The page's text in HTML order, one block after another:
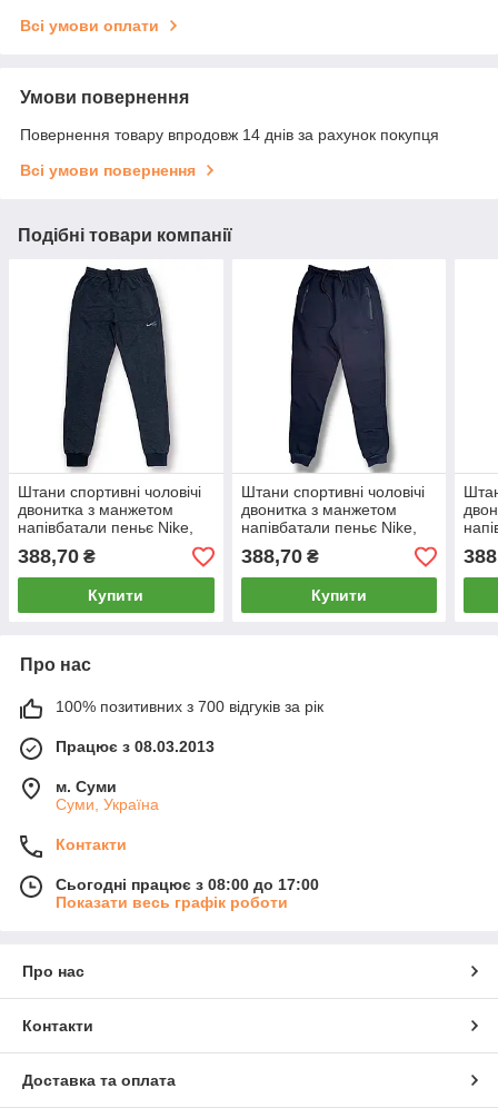
Всі умови оплати
Умови повернення
Повернення товару впродовж 14 днів за рахунок покупця
Всі умови повернення
Подібні товари компанії
Штани спортивні чоловічі
двонитка з манжетом
напівбатали пеньє Nike,
розміри 50-58, темно-сірі,
4112
388,70 ₴
Купити
Штани спортивні чоловічі
двонитка з манжетом
напівбатали пеньє Nike,
розміри 50-58, темно-сині,
4111
388,70₴
Купити
Про нас
100% позитивних з 700 відгуків за рік
Працює з 08.03.2013
м. Суми
Суми, Україна
Контакти
Сьогодні працює з 08:00 до 17:00
Показати весь графік роботи
Про нас
Контакти
Доставка та оплата